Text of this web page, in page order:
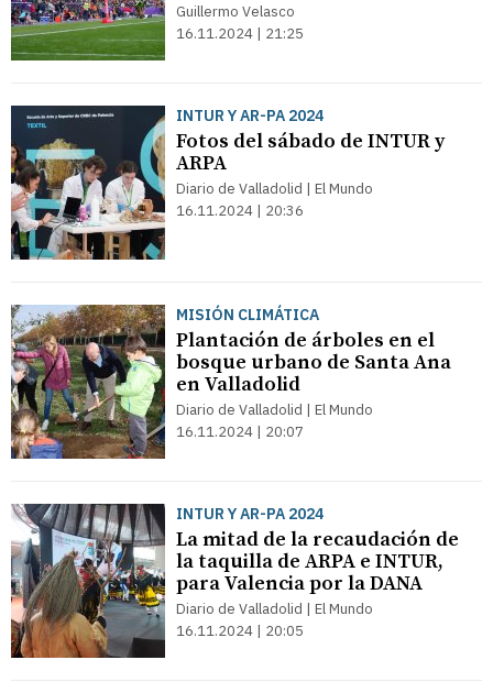
Guillermo Velasco
16.11.2024 | 21:25
INTUR Y AR-PA 2024
Fotos del sábado de INTUR y
ARPA
Diario de Valladolid | El Mundo
16.11.2024 | 20:36
MISIÓN CLIMÁTICA
Plantación de árboles en el
bosque urbano de Santa Ana
en Valladolid
Diario de Valladolid | El Mundo
16.11.2024 | 20:07
INTUR Y AR-PA 2024
La mitad de la recaudación de
la taquilla de ARPA e INTUR,
para Valencia por la DANA
Diario de Valladolid | El Mundo
16.11.2024 | 20:05